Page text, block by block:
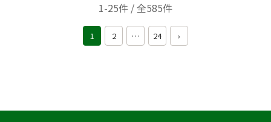
1-25件 / 全585件
1 2 … 24 ›